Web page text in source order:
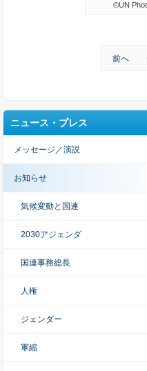
©UN
前へ
ニュース・プレス
メッセージ／演説
お知らせ
気候変動と国連
2030アジェンダ
国連事務総長
人権
ジェンダー
軍縮